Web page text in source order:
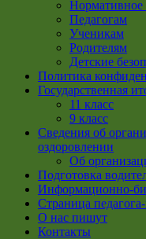
Нормативное
Педагогам
Ученикам
Родителям
Детские
Политика
Государственная
11 класс
9 класс
Сведения об
оздоровлении
Об
Подготовка
Информационно-
Страница
О нас пишут
Контакты